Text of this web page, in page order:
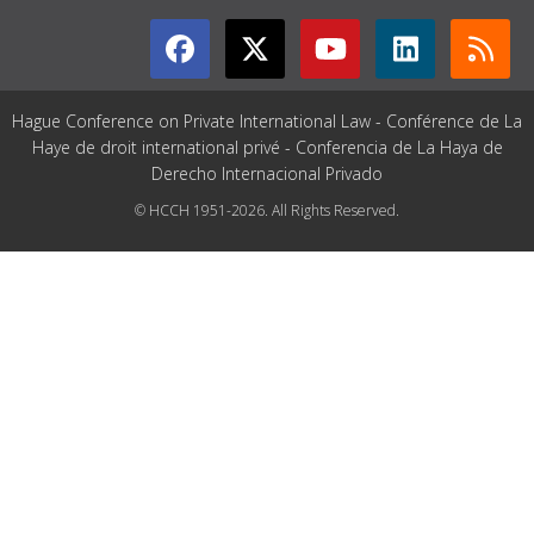
Hague Conference on Private International Law - Conférence de La
Haye de droit international privé - Conferencia de La Haya de
Derecho Internacional Privado
© HCCH 1951-2026. All Rights Reserved.